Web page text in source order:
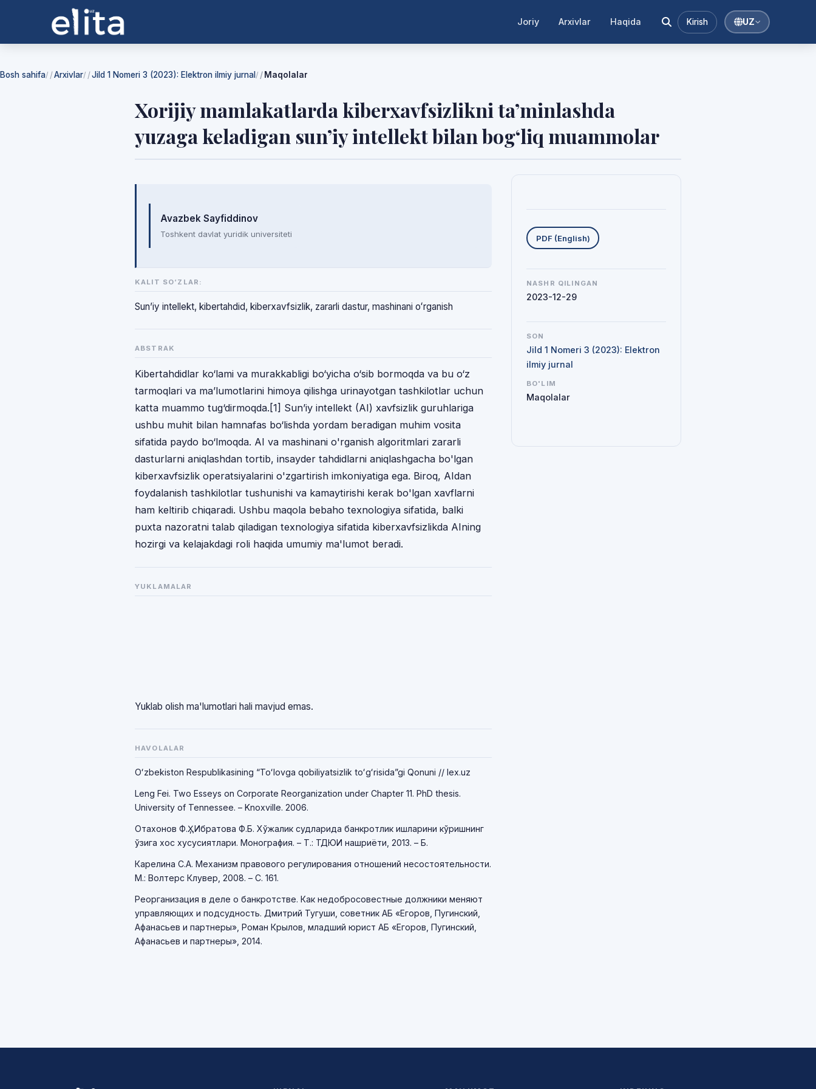
Joriy Arxivlar Haqida Kirish UZ
Bosh sahifa/ Arxivlar/ Jild 1 Nomeri 3 (2023): Elektron ilmiy jurnal / Maqolalar
Xorijiy mamlakatlarda kiberxavfsizlikni ta’minlashda
yuzaga keladigan sun’iy intellekt bilan bog‘liq muammolar
Mualliflar
Avazbek Sayfiddinov
Toshkent davlat yuridik universiteti
KALIT SO‘ZLAR:
Sun’iy intellekt, kibertahdid, kiberxavfsizlik, zararli dastur, mashinani oʻrganish
ABSTRAK
Kibertahdidlar ko‘lami va murakkabligi bo‘yicha o‘sib bormoqda va bu o‘z
tarmoqlari va ma’lumotlarini himoya qilishga urinayotgan tashkilotlar uchun
katta muammo tug‘dirmoqda.[1] Sun’iy intellekt (AI) xavfsizlik guruhlariga
ushbu muhit bilan hamnafas bo‘lishda yordam beradigan muhim vosita
sifatida paydo bo‘lmoqda. AI va mashinani o'rganish algoritmlari zararli
dasturlarni aniqlashdan tortib, insayder tahdidlarni aniqlashgacha bo'lgan
kiberxavfsizlik operatsiyalarini o'zgartirish imkoniyatiga ega. Biroq, AIdan
foydalanish tashkilotlar tushunishi va kamaytirishi kerak bo'lgan xavflarni
ham keltirib chiqaradi. Ushbu maqola bebaho texnologiya sifatida, balki
puxta nazoratni talab qiladigan texnologiya sifatida kiberxavfsizlikda AIning
hozirgi va kelajakdagi roli haqida umumiy ma'lumot beradi.
YUKLAMALAR
Yuklab olish ma'lumotlari hali mavjud emas.
HAVOLALAR
Oʻzbekiston Respublikasining “Toʻlovga qobiliyatsizlik toʻgʻrisida”gi Qonuni // lex.uz
Leng Fei. Two Esseys on Corporate Reorganization under Chapter 11. PhD thesis.
University of Tennessee. – Knoxville. 2006.
Отахонов Ф.Ҳ., Ибратова Ф.Б. Хўжалик судларида банкротлик ишларини кўришнинг
ўзига хос хусусиятлари. Монография. – Т.: ТДЮИ нашриёти, 2013. – Б.
Карелина С.А. Механизм правового регулирования отношений несостоятельности.
М.: Волтерс Клувер, 2008. – С. 161.
Реорганизация в деле о банкротстве. Как недобросовестные должники меняют
управляющих и подсудность. Дмитрий Тугуши, советник АБ «Егоров, Пугинский,
Афанасьев и партнеры», Роман Крылов, младший юрист АБ «Егоров, Пугинский,
Афанасьев и партнеры», 2014.
Yuklab olishlar
PDF (English)
NASHR QILINGAN
2023-12-29
SON
Jild 1 Nomeri 3 (2023): Elektron
ilmiy jurnal
BO'LIM
Maqolalar